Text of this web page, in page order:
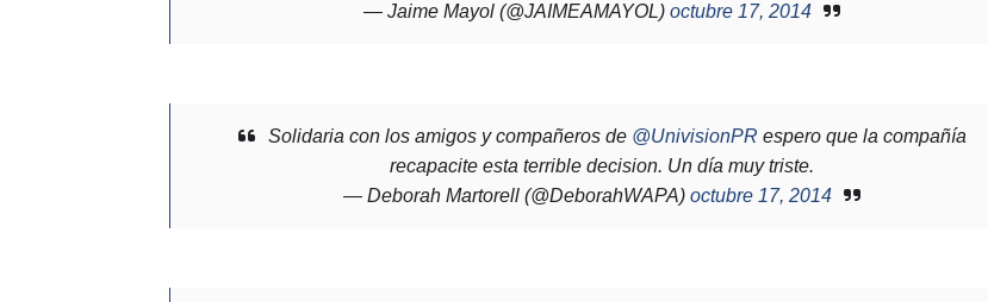
— Jaime Mayol (@JAIMEAMAYOL) octubre 17, 2014
Solidaria con los amigos y compañeros de @UnivisionPR espero que la compañía
recapacite esta terrible decision. Un día muy triste.
— Deborah Martorell (@DeborahWAPA) octubre 17, 2014